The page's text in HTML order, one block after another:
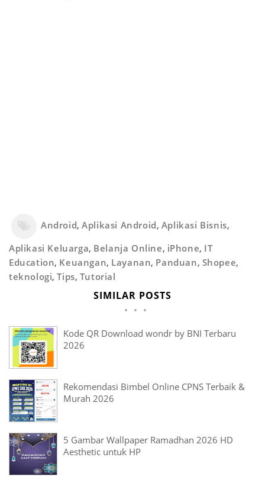
Android,Aplikasi Android, Aplikasi Bisnis,
Aplikasi Keluarga, Belanja Online, iPhone, IT
Education, Keuangan, Layanan, Panduan, Shopee,
teknologi,Tips, Tutorial
SIMILAR POSTS
Kode QR Download wondr by BNI Terbaru
2026
Rekomendasi Bimbel Online CPNS Terbaik &
Murah 2026
5 Gambar Wallpaper Ramadhan 2026 HD
Aesthetic untuk HP